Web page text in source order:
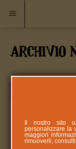
ARCHIVIO
Il nostro sito
personalizzare la
maggiori
rimuoverli,